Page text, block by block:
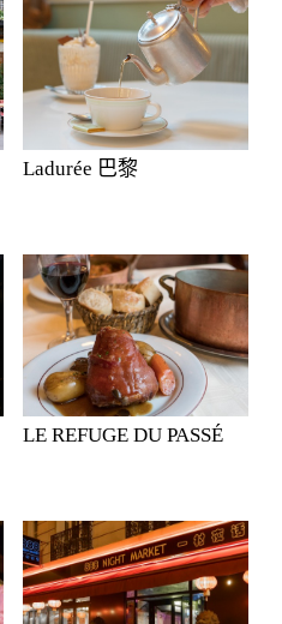
Ladurée 巴黎
LE REFUGE DU PASSÉ